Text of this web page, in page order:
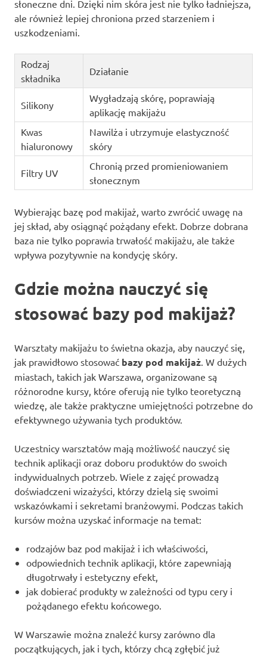
słoneczne dni. Dzięki nim skóra jest nie tylko ładniejsza,
ale również lepiej chroniona przed starzeniem i
uszkodzeniami.
Rodzaj
składnika
Działanie
Silikony
Wygładzają skórę, poprawiają
aplikację makijażu
Kwas
hialuronowy
Nawilża i utrzymuje elastyczność
skóry
Filtry UV
Chronią przed promieniowaniem
słonecznym
Wybierając bazę pod makijaż, warto zwrócić uwagę na
jej skład, aby osiągnąć pożądany efekt. Dobrze dobrana
baza nie tylko poprawia trwałość makijażu, ale także
wpływa pozytywnie na kondycję skóry.
Gdzie można nauczyć się
stosować bazy pod makijaż?
Warsztaty makijażu to świetna okazja, aby nauczyć się,
jak prawidłowo stosować bazy pod makijaż. W dużych
miastach, takich jak Warszawa, organizowane są
różnorodne kursy, które oferują nie tylko teoretyczną
wiedzę, ale także praktyczne umiejętności potrzebne do
efektywnego używania tych produktów.
Uczestnicy warsztatów mają możliwość nauczyć się
technik aplikacji oraz doboru produktów do swoich
indywidualnych potrzeb. Wiele z zajęć prowadzą
doświadczeni wizażyści, którzy dzielą się swoimi
wskazówkami i sekretami branżowymi. Podczas takich
kursów można uzyskać informacje na temat:
rodzajów baz pod makijaż i ich właściwości,
odpowiednich technik aplikacji, które zapewniają
długotrwały i estetyczny efekt,
jak dobierać produkty w zależności od typu cery i
pożądanego efektu końcowego.
W Warszawie można znaleźć kursy zarówno dla
początkujących, jak i tych, którzy chcą zgłębić już